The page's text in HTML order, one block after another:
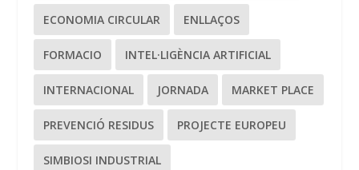
ECONOMIA CIRCULAR ENLLAÇOS
FORMACIO INTEL·LIGÈNCIA ARTIFICIAL
INTERNACIONAL JORNADA MARKET PLACE
PREVENCIÓ RESIDUS PROJECTE EUROPEU
SIMBIOSI INDUSTRIAL